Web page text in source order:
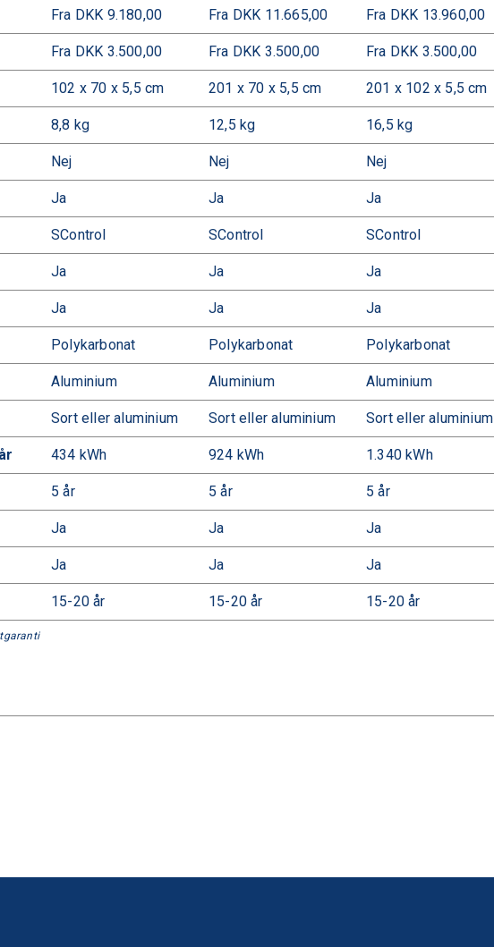
i
l
6
0
m
²
m
n
g
Fra DKK 9.180,00 Fra DKK 11.665,00 Fra DKK 13.960,00
Fra DKK 3.500,00 Fra DKK 3.500,00 Fra DKK 3.500,00
102 x 70 x 5,5 cm 201 x 70 x 5,5 cm 201 x 102 x 5,5 cm
8,8 kg 12,5 kg 16,5 kg
Nej Nej Nej
Ja Ja Ja
SControl SControl SControl
Ja Ja Ja
Ja Ja Ja
Polykarbonat Polykarbonat Polykarbonat
Aluminium Aluminium Aluminium
Sort eller aluminium Sort eller aluminium Sort eller aluminium
434 kWh 924 kWh 1.340 kWh
5 år 5 år 5 år
Ja Ja Ja
Ja Ja Ja
15-20 år 15-20 år 15-20 år